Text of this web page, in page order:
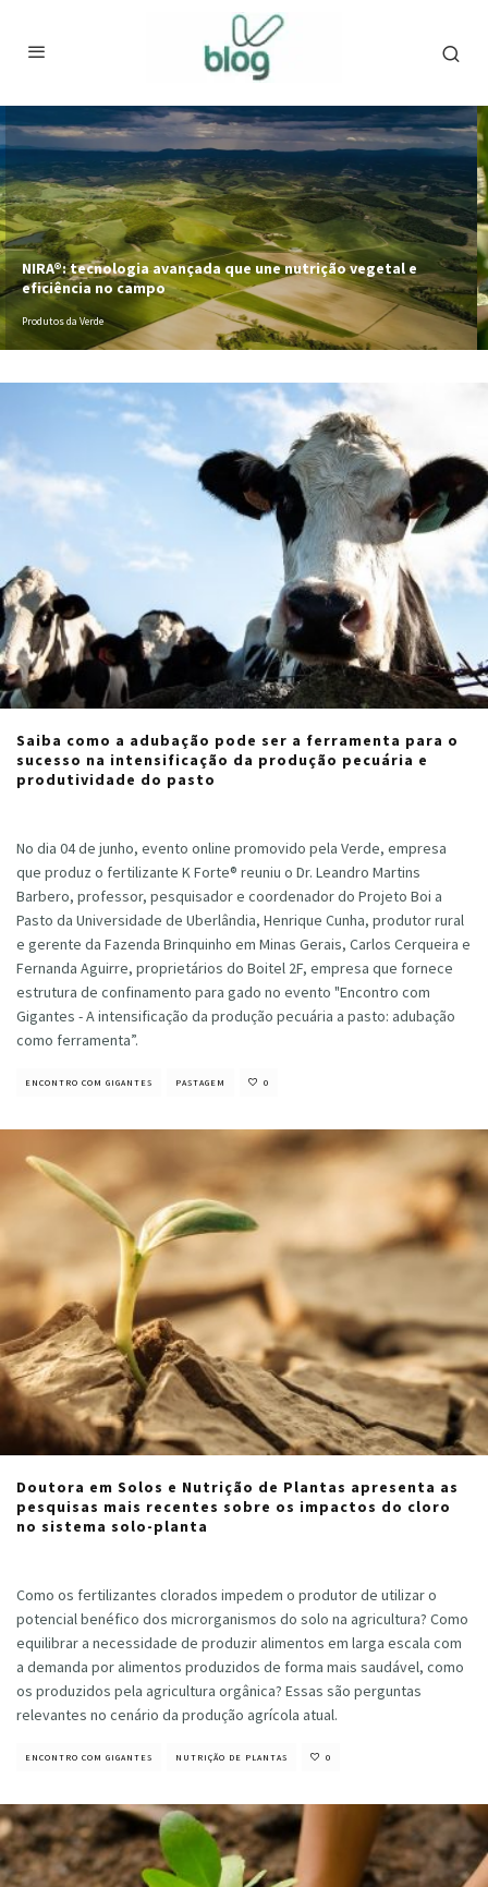
NIRA®: tecnologia avançada que une nutrição vegetal e
eficiência no campo
Produtos da Verde
Saiba como a adubação pode ser a ferramenta para o
sucesso na intensificação da produção pecuária e
produtividade do pasto
No dia 04 de junho, evento online promovido pela Verde, empresa
que produz o fertilizante K Forte® reuniu o Dr. Leandro Martins
Barbero, professor, pesquisador e coordenador do Projeto Boi a
Pasto da Universidade de Uberlândia, Henrique Cunha, produtor rural
e gerente da Fazenda Brinquinho em Minas Gerais, Carlos Cerqueira e
Fernanda Aguirre, proprietários do Boitel 2F, empresa que fornece
estrutura de confinamento para gado no evento "Encontro com
Gigantes - A intensificação da produção pecuária a pasto: adubação
como ferramenta”.
ENCONTRO COM GIGANTES PASTAGEM 0
Doutora em Solos e Nutrição de Plantas apresenta as
pesquisas mais recentes sobre os impactos do cloro
no sistema solo-planta
Como os fertilizantes clorados impedem o produtor de utilizar o
potencial benéfico dos microrganismos do solo na agricultura? Como
equilibrar a necessidade de produzir alimentos em larga escala com
a demanda por alimentos produzidos de forma mais saudável, como
os produzidos pela agricultura orgânica? Essas são perguntas
relevantes no cenário da produção agrícola atual.
ENCONTRO COM GIGANTES NUTRIÇÃO DE PLANTAS 0